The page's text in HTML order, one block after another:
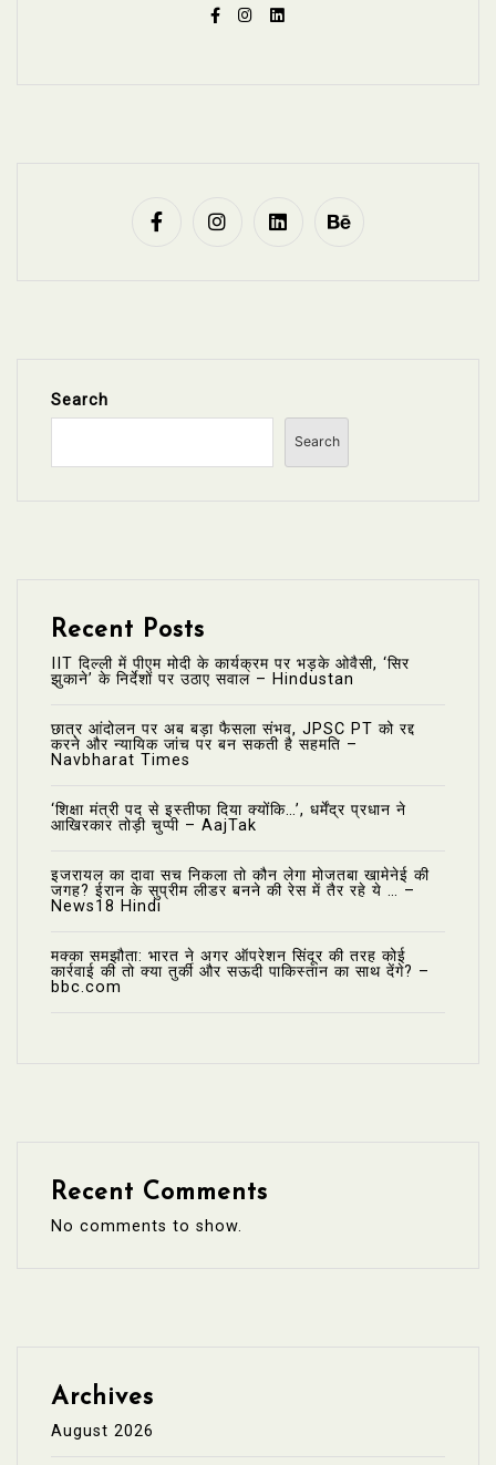
Search
Search
Recent Posts
IIT दिल्ली में पीएम मोदी के कार्यक्रम पर भड़के ओवैसी, ‘सिर
झुकाने’ के निर्देशों पर उठाए सवाल – Hindustan
छात्र आंदोलन पर अब बड़ा फैसला संभव, JPSC PT को रद्द
करने और न्यायिक जांच पर बन सकती है सहमति –
Navbharat Times
‘शिक्षा मंत्री पद से इस्तीफा दिया क्योंकि…’, धर्मेंद्र प्रधान ने
आखिरकार तोड़ी चुप्पी – AajTak
इजरायल का दावा सच निकला तो कौन लेगा मोजतबा खामेनेई की
जगह? ईरान के सुप्रीम लीडर बनने की रेस में तैर रहे ये … –
News18 Hindi
मक्का समझौता: भारत ने अगर ऑपरेशन सिंदूर की तरह कोई
कार्रवाई की तो क्या तुर्की और सऊदी पाकिस्तान का साथ देंगे? –
bbc.com
Recent Comments
No comments to show.
Archives
August 2026